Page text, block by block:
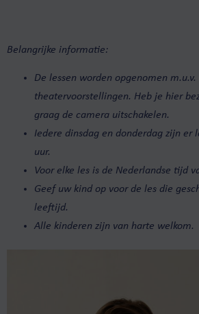
Belangrijke informatie:
De lessen worden opgenomen m.u.v.
theatervoorstellingen. Heb je hier
graag de camera uitschakelen.
Iedere dinsdag en donderdag zijn er
uur.
Voor elke les is de Nederlandse tijd
Geef uw kind op voor de les die
leeftijd.
Alle kinderen zijn van harte welkom.